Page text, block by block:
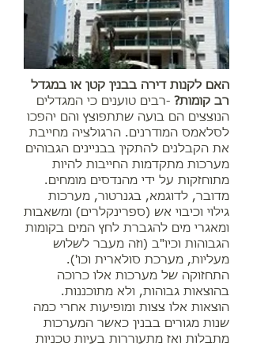
האם לקנות דירה בבנין קטן או במגדל
רב קומות? -רבים טוענים כי המגדלים
הנוצצים הם בועה שתתפוצץ והם יהפכו
לסלאמס המודרנים. הרגולציה מחייבת
את הקבלנים להתקין בבניינים הגבוהים
מערכות מתקדמות החייבות להיות
מתוחזקות על ידי מהנדסים מומחים.
מדובר, לדוגמא, בגנרטור, מערכות
גילוי וכיבוי אש (ספרינקלרים) ומשאבות
ומאגרי מים להגברת לחץ המים בקומות
הגבוהות וכיו"ב (וזה מעבר לשלוש
מעליות, מערכת סולארית וכו').
התחזוקה של מערכות אלו כרוכה
בהוצאות גבוהות, ולא מתוכננות.
הוצאות אלו צצות ומופיעות אחרי כמה
שנות מגורים בבנין כאשר המערכות
מתבלות ואז מתעוררות בעיות טכניות